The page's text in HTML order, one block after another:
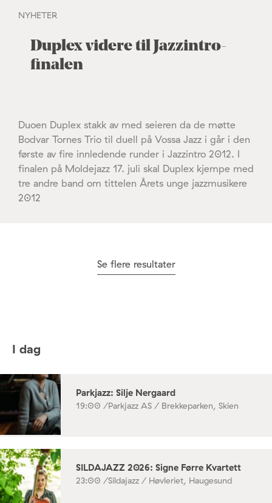
NYHETER
Duplex videre til Jazzintro-
finalen
Duoen Duplex stakk av med seieren da de møtte
Bodvar Tornes Trio til duell på Vossa Jazz i går i den
første av fire innledende runder i Jazzintro 2012. I
finalen på Moldejazz 17. juli skal Duplex kjempe med
tre andre band om tittelen Årets unge jazzmusikere
2012
Se flere resultater
I dag
Parkjazz: Silje Nergaard
19:00 /Parkjazz AS / Brekkeparken, Skien
SILDAJAZZ 2026: Signe Førre Kvartett
23:00 /Sildajazz / Høvleriet, Haugesund